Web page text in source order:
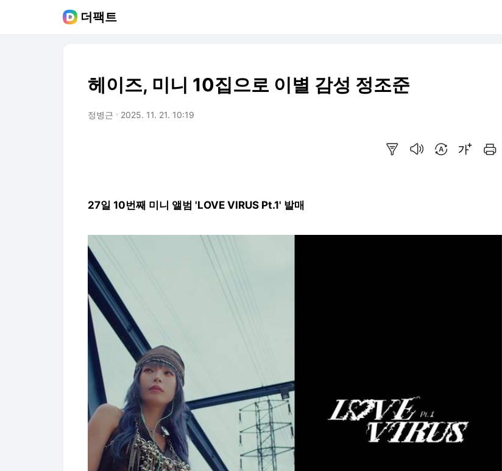
더팩트
헤이즈, 미니 10집으로 이별 감성 정조준
정병근 2025. 11. 21. 10:19
27일 10번째 미니 앨범 'LOVE VIRUS Pt.1' 발매